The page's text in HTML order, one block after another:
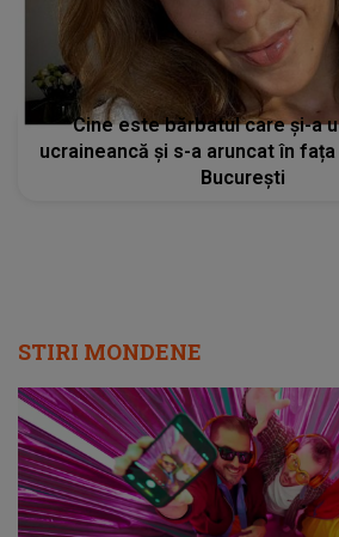
Cine este bărbatul care și-a
ucraineancă și s-a aruncat în
București
STIRI MONDENE